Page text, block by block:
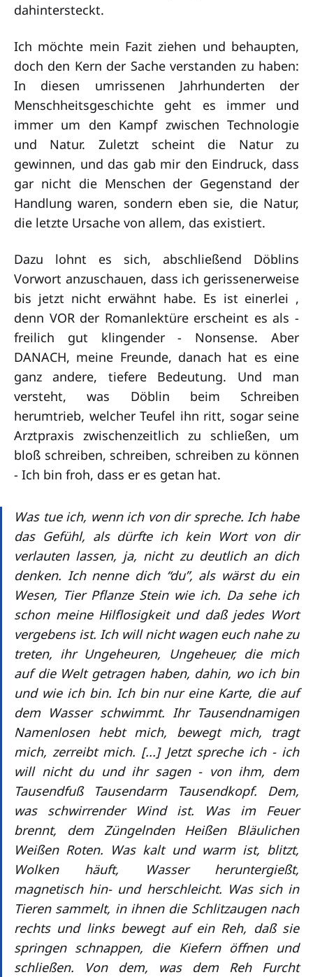
dahintersteckt.
Ich möchte mein Fazit ziehen und behaupten,
doch den Kern der Sache verstanden zu haben:
In diesen umrissenen Jahrhunderten der
Menschheitsgeschichte geht es immer und
immer um den Kampf zwischen Technologie
und Natur. Zuletzt scheint die Natur zu
gewinnen, und das gab mir den Eindruck, dass
gar nicht die Menschen der Gegenstand der
Handlung waren, sondern eben sie, die Natur,
die letzte Ursache von allem, das existiert.
Dazu lohnt es sich, abschließend Döblins
Vorwort anzuschauen, dass ich gerissenerweise
bis jetzt nicht erwähnt habe. Es ist einerlei ,
denn VOR der Romanlektüre erscheint es als -
freilich gut klingender - Nonsense. Aber
DANACH, meine Freunde, danach hat es eine
ganz andere, tiefere Bedeutung. Und man
versteht, was Döblin beim Schreiben
herumtrieb, welcher Teufel ihn ritt, sogar seine
Arztpraxis zwischenzeitlich zu schließen, um
bloß schreiben, schreiben, schreiben zu können
- Ich bin froh, dass er es getan hat.
Was tue ich, wenn ich von dir spreche. Ich habe
das Gefühl, als dürfte ich kein Wort von dir
verlauten lassen, ja, nicht zu deutlich an dich
denken. Ich nenne dich “du”, als wärst du ein
Wesen, Tier Pflanze Stein wie ich. Da sehe ich
schon meine Hilflosigkeit und daß jedes Wort
vergebens ist. Ich will nicht wagen euch nahe zu
treten, ihr Ungeheuren, Ungeheuer, die mich
auf die Welt getragen haben, dahin, wo ich bin
und wie ich bin. Ich bin nur eine Karte, die auf
dem Wasser schwimmt. Ihr Tausendnamigen
Namenlosen hebt mich, bewegt mich, tragt
mich, zerreibt mich. [...] Jetzt spreche ich - ich
will nicht du und ihr sagen - von ihm, dem
Tausendfuß Tausendarm Tausendkopf. Dem,
was schwirrender Wind ist. Was im Feuer
brennt, dem Züngelnden Heißen Bläulichen
Weißen Roten. Was kalt und warm ist, blitzt,
Wolken häuft, Wasser heruntergießt,
magnetisch hin- und herschleicht. Was sich in
Tieren sammelt, in ihnen die Schlitzaugen nach
rechts und links bewegt auf ein Reh, daß sie
springen schnappen, die Kiefern öffnen und
schließen. Von dem, was dem Reh Furcht